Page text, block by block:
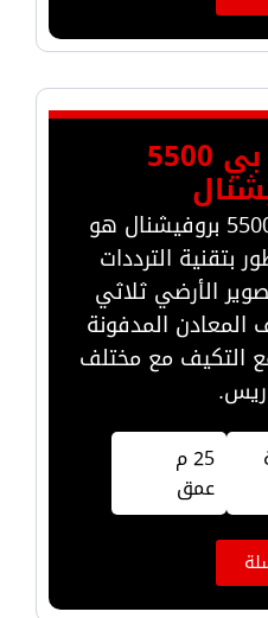
إي إكس بي 5500
جهاز إي إكس بي 5500 بروفيشنال هو
الترددات
الأرضي ثلاثي
المعادن المدفونة
التكيف مع مختلف
25 م
عمق